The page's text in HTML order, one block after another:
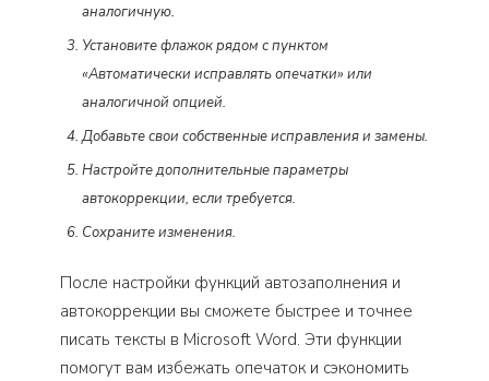
аналогичную.
Установите флажок рядом с пунктом
«Автоматически исправлять опечатки» или
аналогичной опцией.
Добавьте свои собственные исправления и замены.
Настройте дополнительные параметры
автокоррекции, если требуется.
Сохраните изменения.
После настройки функций автозаполнения и
автокоррекции вы сможете быстрее и точнее
писать тексты в Microsoft Word. Эти функции
помогут вам избежать опечаток и сэкономить